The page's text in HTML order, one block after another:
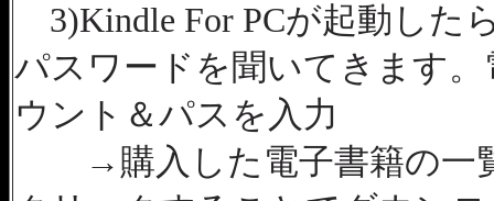
3)Kindle For PCが起動した
パスワードを聞いてきます
ウント＆パスを入力
→購入した電子書籍の一